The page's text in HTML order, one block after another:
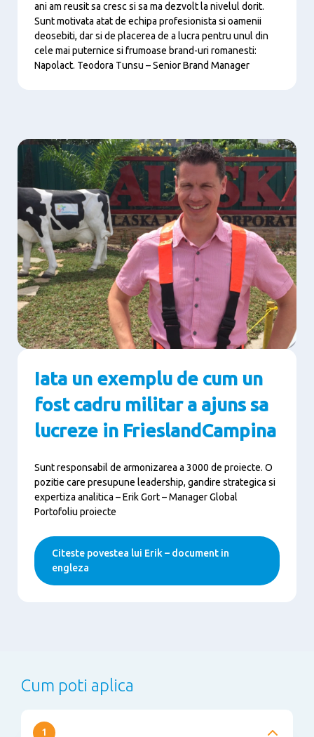
ani am reusit sa cresc si sa ma dezvolt la nivelul dorit.
Sunt motivata atat de echipa profesionista si oamenii
deosebiti, dar si de placerea de a lucra pentru unul din
cele mai puternice si frumoase brand-uri romanesti:
Napolact. Teodora Tunsu – Senior Brand Manager
Iata un exemplu de cum un
fost cadru militar a ajuns sa
lucreze in FrieslandCampina
Sunt responsabil de armonizarea a 3000 de proiecte. O
pozitie care presupune leadership, gandire strategica si
expertiza analitica – Erik Gort – Manager Global
Portofoliu proiecte
Citeste povestea lui Erik – document in
engleza
Cum poti aplica
1